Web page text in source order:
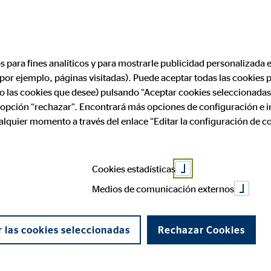
Aviso legal
¿Te
Una
esfuerzo
Una
Una
Una
fomar
Una
Todo
OVB
para fines analíticos y para mostrarle publicidad personalizada
ejemplo, páginas visitadas). Puede aceptar todas las cookies
cookies que desee) pulsando “Aceptar cookies
“rechazar”. Encontrará más opciones de configuración e
momento a través del enlace “Editar la configuración de
Cookies estadísticas
Medios de comunicación externos
las cookies seleccionadas Rechazar Cookies